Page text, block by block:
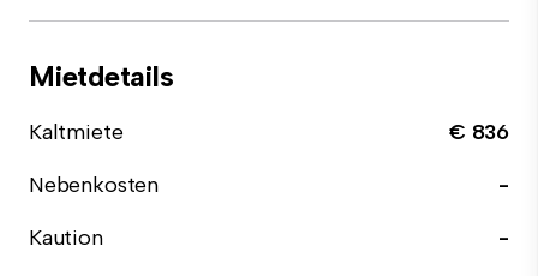
Mietdetails
Kaltmiete
€ 836
Nebenkosten
-
Kaution
-